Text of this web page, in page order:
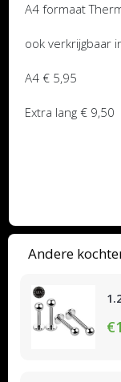
Andere
A4 formaat
ook verkrijgbaar
A4 € 5,95
Extra lang € 9,50